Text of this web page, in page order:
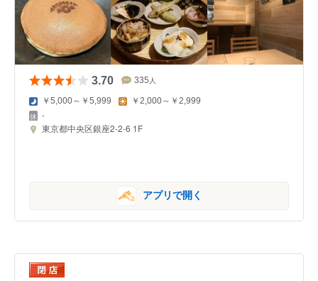
3.70 335 人
￥5,000～￥5,999 ￥2,000～￥2,999
-
東京都中央区銀座2-2-6 1F
アプリで開く